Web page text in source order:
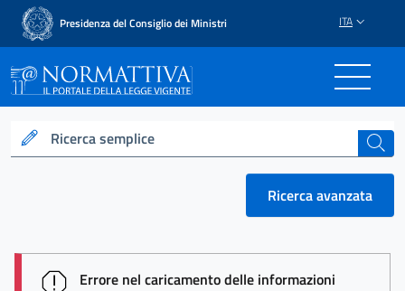
Presidenza del Consiglio dei Ministri ITA
Normattiva - Il portale
Ricerca semplice cerca
Ricerca avanzata
session id:
Errore nel caricamento delle informazioni